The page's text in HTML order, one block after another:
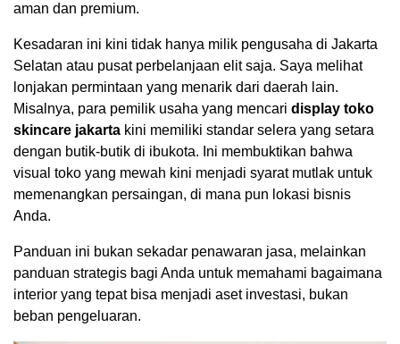
aman dan premium.
Kesadaran ini kini tidak hanya milik pengusaha di Jakarta
Selatan atau pusat perbelanjaan elit saja. Saya melihat
lonjakan permintaan yang menarik dari daerah lain.
Misalnya, para pemilik usaha yang mencari display toko
skincare jakarta kini memiliki standar selera yang setara
dengan butik-butik di ibukota. Ini membuktikan bahwa
visual toko yang mewah kini menjadi syarat mutlak untuk
memenangkan persaingan, di mana pun lokasi bisnis
Anda.
Panduan ini bukan sekadar penawaran jasa, melainkan
panduan strategis bagi Anda untuk memahami bagaimana
interior yang tepat bisa menjadi aset investasi, bukan
beban pengeluaran.